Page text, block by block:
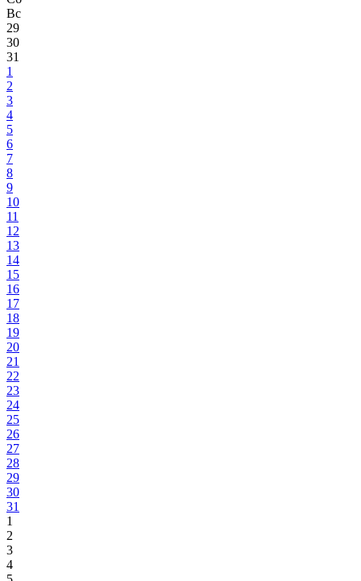
Вс
29
30
31
1
2
3
4
5
6
7
8
9
10
11
12
13
14
15
16
17
18
19
20
21
22
23
24
25
26
27
28
29
30
31
1
2
3
4